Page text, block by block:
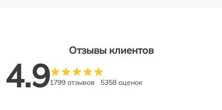
Отзывы клиентов
4.91799 отзывов 5358 оценок